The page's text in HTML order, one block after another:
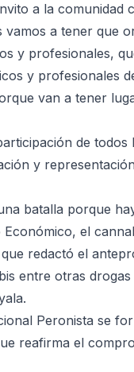
a la comunidad
a tener que
y profesionales,
y profesionales
van a tener
de
y
batalla porque
el
redactó el
entre otras
Peronista se
reafirma el